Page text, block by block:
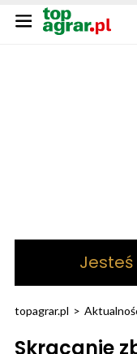
topagrar.pl >
Skracanie